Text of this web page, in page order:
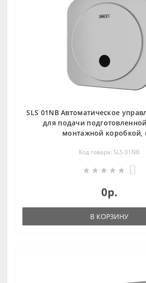
SLS 01NB Автоматическое
для подачи
монтажной коробкой,
Код товара: SLS 01NB
0р.
В КОРЗИНУ